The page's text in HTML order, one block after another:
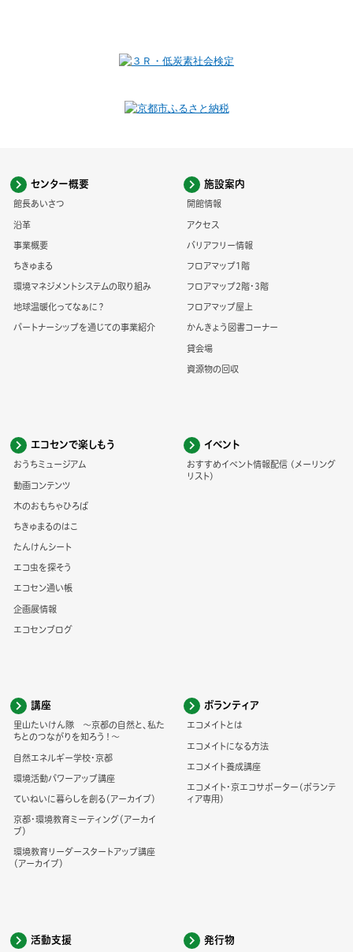
センター概要
館長あいさつ
沿革
事業概要
ちきゅまる
環境マネジメントシステムの取り組み
地球温暖化ってなぁに？
パートナーシップを通じての事業紹介
施設案内
開館情報
アクセス
バリアフリー情報
フロアマップ1階
フロアマップ2階・3階
フロアマップ屋上
かんきょう図書コーナー
貸会場
資源物の回収
エコセンで楽しもう
おうちミュージアム
動画コンテンツ
木のおもちゃひろば
ちきゅまるのはこ
たんけんシート
エコ虫を探そう
エコセン通い帳
企画展情報
エコセンブログ
イベント
おすすめイベント情報配信 (メーリング
リスト)
講座
里山たいけん隊 ～京都の自然と、私た
ちとのつながりを知ろう！～
自然エネルギー学校・京都
環境活動パワーアップ講座
ていねいに暮らしを創る（アーカイブ）
京都・環境教育ミーティング（アーカイ
ブ）
環境教育リーダースタートアップ講座
（アーカイブ）
ボランティア
エコメイトとは
エコメイトになる方法
エコメイト養成講座
エコメイト・京エコサポーター(ボランテ
ィア専用)
活動支援 発行物